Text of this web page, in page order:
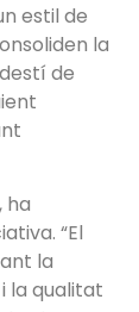
estil de
la
de
ha
“El
la
la qualitat